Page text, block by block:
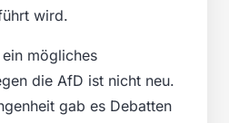
wird.
mögliches
die AfD ist nicht neu.
gab es Debatten